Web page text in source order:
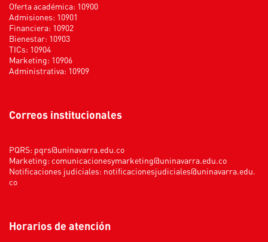
Oferta académica: 10900
Admisiones: 10901
Financiera: 10902
Bienestar: 10903
TICs: 10904
Marketing: 10906
Administrativa: 10909
Correos institucionales
PQRS: pqrs@uninavarra.edu.co
Marketing: comunicacionesymarketing@uninavarra.edu.co
Notificaciones judiciales: notificacionesjudiciales@uninavarra.edu.
co
Horarios de atención